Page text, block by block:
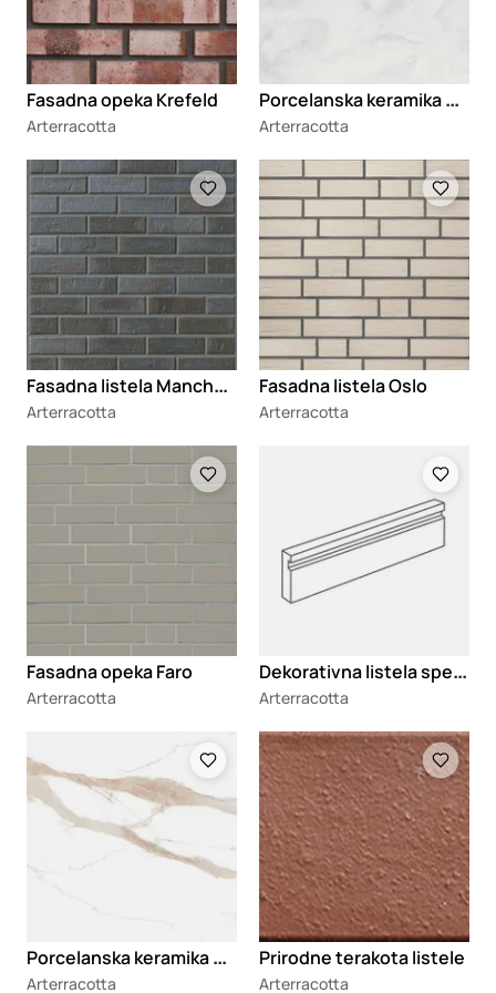
Fasadna opeka Krefeld
Arterracotta
P
orcelanska keramika Stone Slate Ivory
Arterracotta
Loading
F
asadna listela Manchester
Arterracotta
Loading
Fasadna listela Oslo
Arterracotta
Fasadna opeka Faro
Arterracotta
D
ekorativna listela specijalnog oblika Sillage
Arterracotta
P
orcelanska keramika Stone Marvel Gold
Arterracotta
Loading
Prirodne terakota listele
Arterracotta